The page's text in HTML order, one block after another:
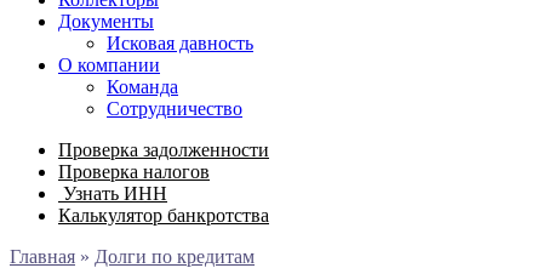
Документы
Исковая давность
О компании
Команда
Сотрудничество
Проверка задолженности
Проверка налогов
Узнать ИНН
Калькулятор банкротства
Главная » Долги по кредитам